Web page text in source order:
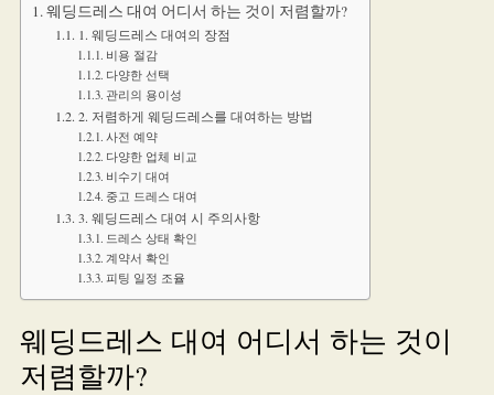
웨딩드레스 대여 어디서 하는 것이 저렴할까?
1. 웨딩드레스 대여의 장점
비용 절감
다양한 선택
관리의 용이성
2. 저렴하게 웨딩드레스를 대여하는 방법
사전 예약
다양한 업체 비교
비수기 대여
중고 드레스 대여
3. 웨딩드레스 대여 시 주의사항
드레스 상태 확인
계약서 확인
피팅 일정 조율
웨딩드레스 대여 어디서 하는 것이
저렴할까?